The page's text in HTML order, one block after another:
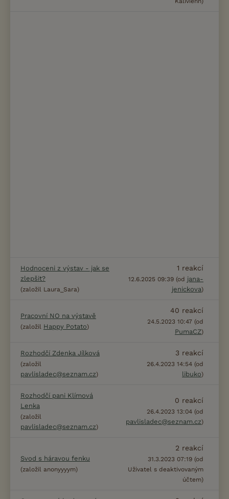
Hodnoceni z výstav - jak se
zlepšit?
(založil Laura_Sara)
1 reakcí
12.6.2025 09:39 (od jana-
jenickova)
Pracovní NO na výstavě
(založil Happy Potato)
40 reakcí
24.5.2023 10:47 (od
PumaCZ)
Rozhodčí Zdenka Jílková
(založil
pavlisladec@seznam.cz)
3 reakcí
26.4.2023 14:54 (od
libuko)
Rozhodčí pani Klímová
Lenka
(založil
pavlisladec@seznam.cz)
0 reakcí
26.4.2023 13:04 (od
pavlisladec@seznam.cz)
Svod s háravou fenku
(založil anonyyyym)
2 reakcí
31.3.2023 07:19 (od
Uživatel s deaktivovaným
účtem)